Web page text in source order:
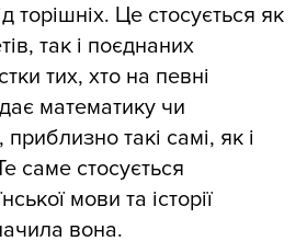
торішніх. Це стосується як
так і поєднаних
тих, хто на певні
математику чи
такі самі, як і
саме стосується
мови та історії
вона.